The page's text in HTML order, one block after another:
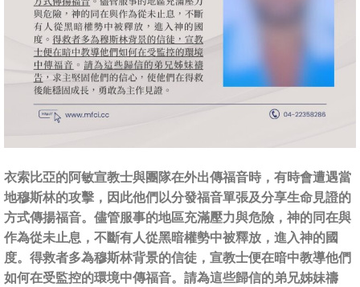
衣索比亞的阿敏宣教士與團隊在外出傳福音時，有時會遭遇當
地穆斯林的攻擊，因此他們以分發福音單張及分享生命見證的
方式傳揚福音。儘管服事的地區充滿壓力與危險，神的同在與
作為從未止息，不斷有人從黑暗權勢中被釋放，進入神的國
度。得救者多為穆斯林背景的信徒，宣教士便在暗中教導他們
如何在受監控的環境中傳福音。請為這些歸信的弟兄姊妹禱